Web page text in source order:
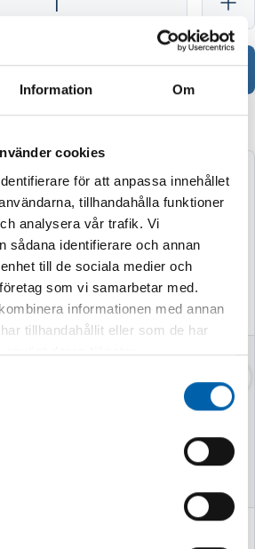
Information Om
cookies
för att anpassa innehållet
tillhandahålla funktioner
analysera vår trafik. Vi
sådana identifierare och annan
till de sociala medier och
som vi samarbetar med.
informationen med annan
tillhandahållit eller som de har
deras tjänster.
Köp
FÖRGASARE
Finns i lager